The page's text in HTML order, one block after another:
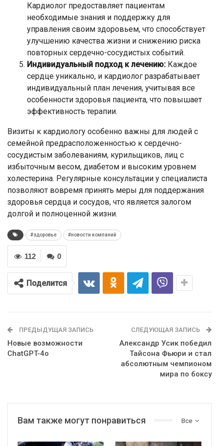
Кардиолог предоставляет пациентам
необходимые знания и поддержку для
управления своим здоровьем, что способствует
улучшению качества жизни и снижению риска
повторных сердечно-сосудистых событий.
Индивидуальный подход к лечению: Каждое
сердце уникально, и кардиолог разрабатывает
индивидуальный план лечения, учитывая все
особенности здоровья пациента, что повышает
эффективность терапии.
Визиты к кардиологу особенно важны для людей с
семейной предрасположенностью к сердечно-
сосудистым заболеваниям, курильщиков, лиц с
избыточным весом, диабетом и высоким уровнем
холестерина. Регулярные консультации у специалиста
позволяют вовремя принять меры для поддержания
здоровья сердца и сосудов, что является залогом
долгой и полноценной жизни.
#здоровье #новости компаний
0
112
Поделится
ПРЕДЫДУЩАЯ ЗАПИСЬ
Новые возможности
ChatGPT-4o
СЛЕДУЮЩАЯ ЗАПИСЬ
Александр Усик победил
Тайсона Фьюри и стал
абсолютным чемпионом
мира по боксу
Все
Вам также могут понравиться